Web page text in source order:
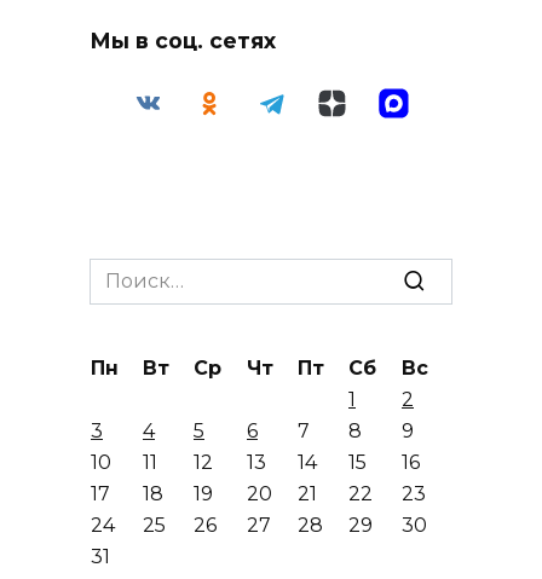
Мы в соц. сетях
Search
for:
Пн Вт Ср Чт Пт Сб
Вс
1
2
3
4 5 6 7 8
9
10
11 12 13 14 15
16
17
18 19 20 21 22
23
24
25 26 27 28 29
30
31